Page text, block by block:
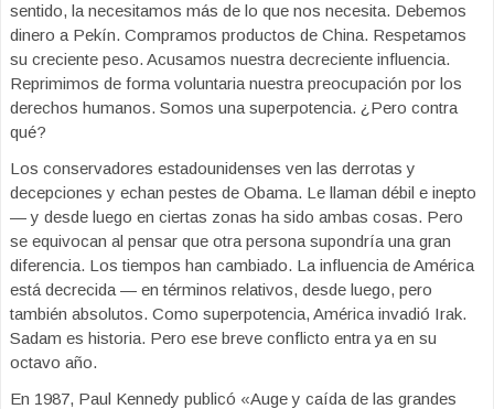
sentido, la necesitamos más de lo que nos necesita. Debemos
dinero a Pekín. Compramos productos de China. Respetamos
su creciente peso. Acusamos nuestra decreciente influencia.
Reprimimos de forma voluntaria nuestra preocupación por los
derechos humanos. Somos una superpotencia. ¿Pero contra
qué?
Los conservadores estadounidenses ven las derrotas y
decepciones y echan pestes de Obama. Le llaman débil e inepto
— y desde luego en ciertas zonas ha sido ambas cosas. Pero
se equivocan al pensar que otra persona supondría una gran
diferencia. Los tiempos han cambiado. La influencia de América
está decrecida — en términos relativos, desde luego, pero
también absolutos. Como superpotencia, América invadió Irak.
Sadam es historia. Pero ese breve conflicto entra ya en su
octavo año.
En 1987, Paul Kennedy publicó «Auge y caída de las grandes